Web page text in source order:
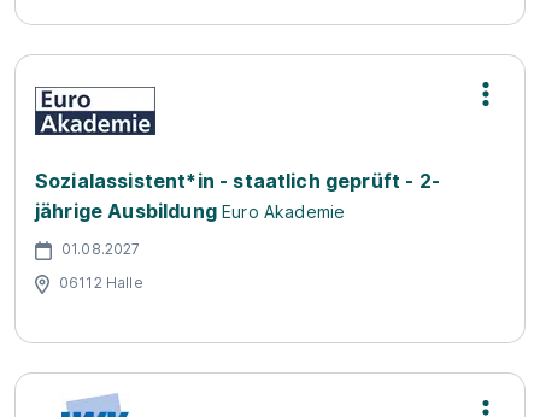
Sozialassistent*in - staatlich geprüft - 2-
jährige Ausbildung Euro Akademie
01.08.2027
06112 Halle